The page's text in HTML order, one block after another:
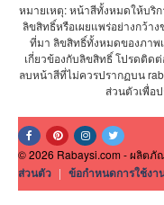
หมายเหตุ: หน้าสีทั้งหมดให้บริ
ลิขสิทธิ์หรือเผยแพร่อย่างกว้า
ที่มา ลิขสิทธิ์ทั้งหมดของภาพ
เกี่ยวข้องกับลิขสิทธิ์ โปรดติดต่
ลบหน้าสีที่ไม่ควรปรากฏบน
ส่วนตัวเพื่อ
© 2026 Rabaysi.com - ผลิตภั
ส่วนตัว | ข้อกำหนดการใช้งา